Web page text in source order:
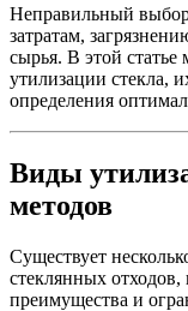
Неправильный
затратам,
сырья. В этой
утилизации стекла,
определения
Виды
методов
Существует
стеклянных
преимущества и